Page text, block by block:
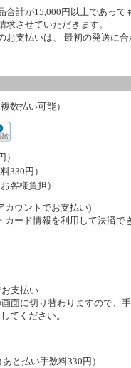
合計が15,000円以上であっ
させていただきます。
お支払いは、 最初の発送に合
数払い可能）
330円）
客様負担）
カウントでお支払い)
カード情報を利用して決済で
お支払い
面に切り替わりますので、手
てください。
と払い手数料330円）